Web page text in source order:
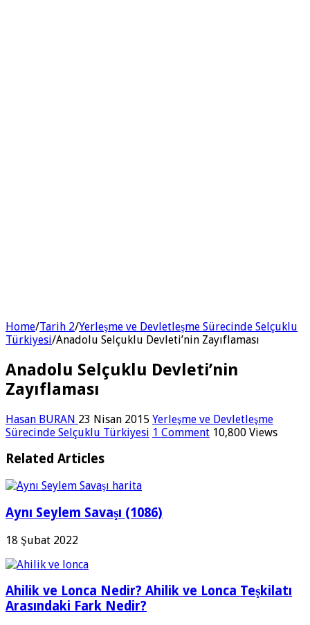
Home/Tarih 2/Yerleşme ve Devletleşme Sürecinde Selçuklu
Türkiyesi/Anadolu Selçuklu Devleti’nin Zayıflaması
Anadolu Selçuklu Devleti’nin
Zayıflaması
Hasan BURAN 23 Nisan 2015 Yerleşme ve Devletleşme
Sürecinde Selçuklu Türkiyesi 1 Comment 10,800 Views
Related Articles
Aynı Seylem Savaşı (1086)
18 Şubat 2022
Ahilik ve Lonca Nedir? Ahilik ve Lonca Teşkilatı
Arasındaki Fark Nedir?